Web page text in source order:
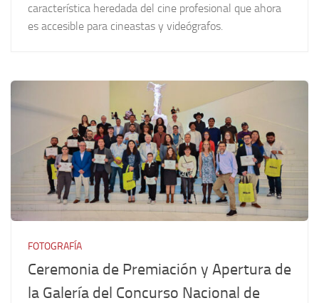
característica heredada del cine profesional que ahora
es accesible para cineastas y videógrafos.
FOTOGRAFÍA
Ceremonia de Premiación y Apertura de
la Galería del Concurso Nacional de